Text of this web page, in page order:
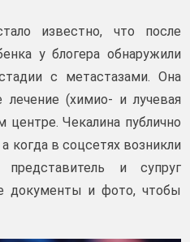
известно, что после
у блогера обнаружили
с метастазами. Она
лечение (химио- и лучевая
центре. Чекалина публично
когда в соцсетях возникли
и супруг
документы и фото, чтобы